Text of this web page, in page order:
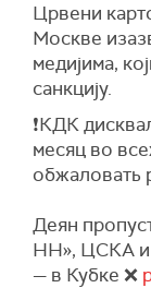
Црвени
Москве
медијима,
санкцију.
❗КДК
месяц во
обжаловать
Деян
НН», ЦСКА и
— в Кубке ❌‌‌